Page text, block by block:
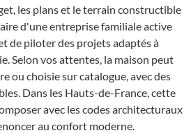
les plans et le terrain constructible
d'une entreprise familiale active
de piloter des projets adaptés à
Selon vos attentes, la maison peut
ou choisie sur catalogue, avec des
Dans les Hauts-de-France, cette
avec les codes architecturaux
au confort moderne.